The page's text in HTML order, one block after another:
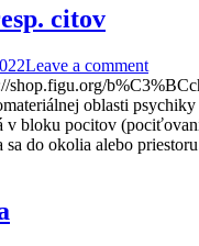
citov
Leave a comment
oblasti
v bloku pocitov
sa do okolia alebo